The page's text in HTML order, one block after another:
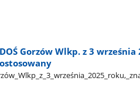
Gorzów Wlkp. z 3 września